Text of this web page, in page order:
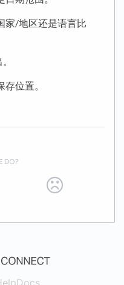
家/地区还是语言比
位置。
DO?
(opens in a